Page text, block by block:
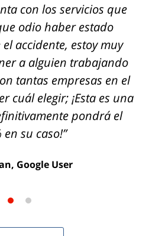
Jeffrey Glassman Injury
y frustrante caso
laboral y tuve una
fantástica.
expertos,
cuidadosos.
lo
Usuaria de Yelp